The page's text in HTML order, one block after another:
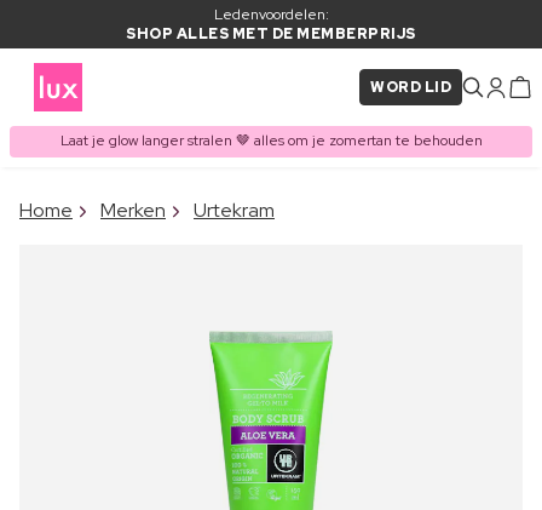
Ledenvoordelen:
SHOP ALLES MET DE MEMBERPRIJS
WORD LID
Laat je glow langer stralen 🤎 alles om je zomertan te behouden
ITEM TOEGEVOEGD AAN
Home Merken Urtekram